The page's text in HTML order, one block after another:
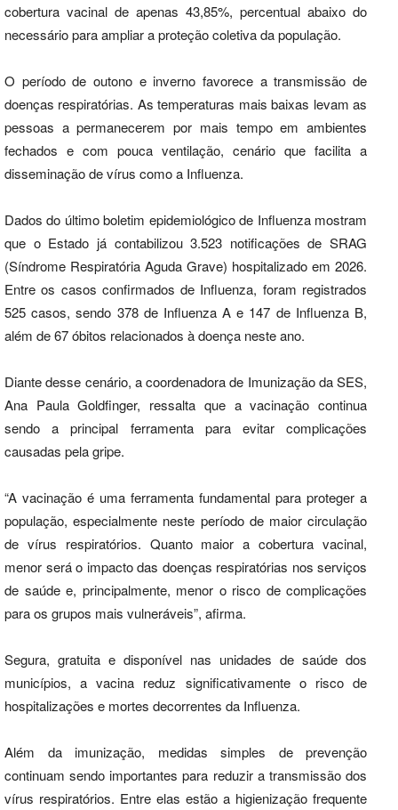
cobertura vacinal de apenas 43,85%, percentual abaixo do
necessário para ampliar a proteção coletiva da população.
O período de outono e inverno favorece a transmissão de
doenças respiratórias. As temperaturas mais baixas levam as
pessoas a permanecerem por mais tempo em ambientes
fechados e com pouca ventilação, cenário que facilita a
disseminação de vírus como a Influenza.
Dados do último boletim epidemiológico de Influenza mostram
que o Estado já contabilizou 3.523 notificações de SRAG
(Síndrome Respiratória Aguda Grave) hospitalizado em 2026.
Entre os casos confirmados de Influenza, foram registrados
525 casos, sendo 378 de Influenza A e 147 de Influenza B,
além de 67 óbitos relacionados à doença neste ano.
Diante desse cenário, a coordenadora de Imunização da SES,
Ana Paula Goldfinger, ressalta que a vacinação continua
sendo a principal ferramenta para evitar complicações
causadas pela gripe.
“A vacinação é uma ferramenta fundamental para proteger a
população, especialmente neste período de maior circulação
de vírus respiratórios. Quanto maior a cobertura vacinal,
menor será o impacto das doenças respiratórias nos serviços
de saúde e, principalmente, menor o risco de complicações
para os grupos mais vulneráveis”, afirma.
Segura, gratuita e disponível nas unidades de saúde dos
municípios, a vacina reduz significativamente o risco de
hospitalizações e mortes decorrentes da Influenza.
Além da imunização, medidas simples de prevenção
continuam sendo importantes para reduzir a transmissão dos
vírus respiratórios. Entre elas estão a higienização frequente